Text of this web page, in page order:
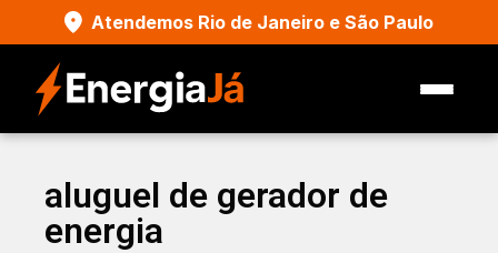
Atendemos Rio de Janeiro e São Paulo
aluguel de gerador de
energia